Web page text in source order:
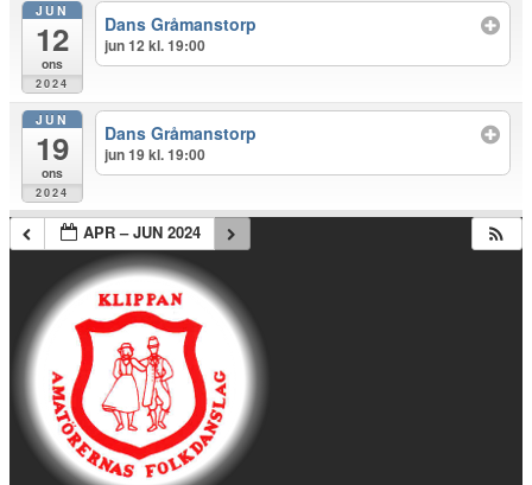
JUN
12
ons
2024
Dans Gråmanstorp
jun 12 kl. 19:00
JUN
19
ons
2024
Dans Gråmanstorp
jun 19 kl. 19:00
APR – JUN 2024